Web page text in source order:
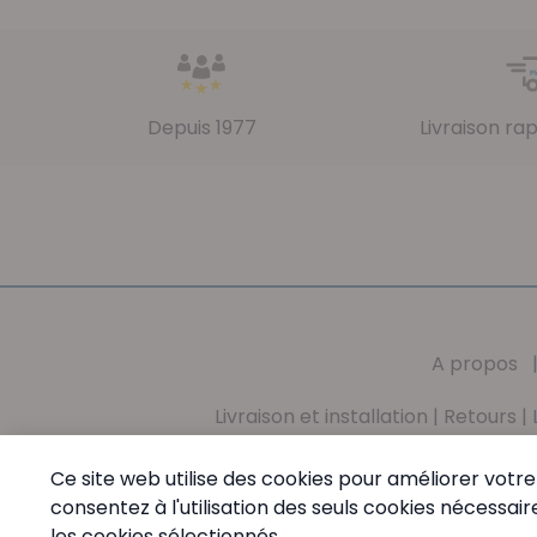
Depuis 1977 Livraison
A propos |
Livraison et installation | Retours |
Mission|Valeurs|Conditions générales|Vie
PharmaMed - Tél: - Du Lundi
Ce site web utilise des cookies pour améliorer
consentez à l'utilisation des seuls cookies